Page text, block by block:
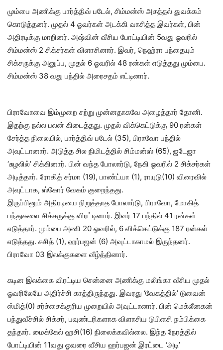
மும்பை அணிக்கு பார்த்திவ் படேல், சிம்மன்ஸ் அசத்தல் துவக்கம்
கொடுத்தனர். முதல் 4 ஓவர்கள் அடக்கி வாசித்த இவர்கள், பின்
அதிரடிக்கு மாறினர். அஷ்வின் வீசிய போட்டியின் 5வது ஓவரில்
சிம்மன்ஸ் 2 சிக்சர்கள் விளாசினார். இவர், நெஹ்ரா பந்தையும்
சிக்சருக்கு அனுப்ப, முதல் 6 ஓவரில் 48 ரன்கள் எடுத்தது மும்பை.
சிம்மன்ஸ் 38 வது பந்தில் அரைசதம் எட்டினார்.
பிராவோவை இம்முறை சற்று முன்னதாகவே அழைத்தார் தோனி.
இதற்கு நல்ல பலன் கிடைத்தது. முதல் விக்கெட்டுக்கு 90 ரன்கள்
சேர்த்த நிலையில், பார்த்திவ் படேல் (35), பிராவோ பந்தில்
அவுட்டானார். அடுத்த சில நிமிடத்தில் சிம்மன்ஸ் (65), ஜடேஜா
‘சுழலில்’ சிக்கினார். பின் வந்த போலார்டு, நேகி ஓவரில் 2 சிக்சர்கள்
அடித்தார். ரோகித் சர்மா (19), பாண்ட்யா (1), ராயுடு(10) விரைவில்
அவுட்டாக, ஸ்கோர் வேகம் குறைந்தது.
இருப்பினும் அதிரடியை நிறுத்தாத போலார்டு, பிராவோ, மோகித்
பந்துகளை சிக்சருக்கு விரட்டினார். இவர் 17 பந்தில் 41 ரன்கள்
எடுத்தார். மும்பை அணி 20 ஓவரில், 6 விக்கெட்டுக்கு 187 ரன்கள்
எடுத்தது. சுசித் (1), ஹர்பஜன் (6) அவுட்டாகாமல் இருந்தனர்.
பிராவோ 03 இலக்குகளை வீழ்த்தினார்.
கடின இலக்கை விரட்டிய சென்னை அணிக்கு மலிங்கா வீசிய முதல்
ஓவரிலேயே அதிர்ச்சி காத்திருந்தது. இவரது ‘வேகத்தில்’ டுவைன்
ஸ்மித்(0) சர்ச்சைக்குரிய முறையில் அவுட்டானார். பின் மெக்லீனகன்
பந்துவீச்சில் சிக்சர், பவுண்டரிகளாக விளாசிய டுபிளசி நம்பிக்கை
தந்தார். மைக்கேல் ஹசி(16) நிலைக்கவில்லை. இந்த நேரத்தில்
போட்டியின் 11வது ஓவரை வீசிய ஹர்பஜன் இரட்டை ‘அடி’